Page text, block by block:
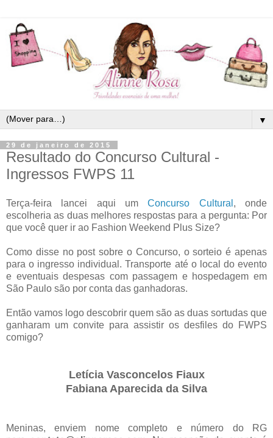
▼
29 de janeiro de 2015
Resultado do Concurso Cultural -
Ingressos FWPS 11
Terça-feira lancei aqui umConcurso Cultural , onde
escolheria as duas melhores respostas para a pergunta: Por
que você quer ir ao Fashion Weekend Plus Size?
Como disse no post sobre o Concurso, o sorteio é apenas
para o ingresso individual. Transporte até o local do evento
e eventuais despesas com passagem e hospedagem em
São Paulo são por conta das ganhadoras.
Então vamos logo descobrir quem são as duas sortudas que
ganharam um convite para assistir os desfiles do FWPS
comigo?
Letícia Vasconcelos Fiaux
Fabiana Aparecida da Silva
Meninas, enviem nome completo e número do RG